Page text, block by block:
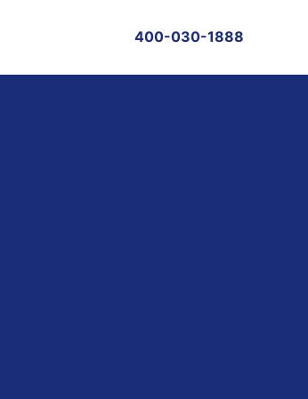
400-030-1888